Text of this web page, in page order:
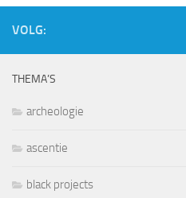
VOLG:
THEMA’S
archeologie
ascentie
black projects